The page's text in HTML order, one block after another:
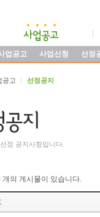
업공고 사업신청 선정
공고 선정공지
정 공지사항입니다.
개의 게시물이 있습니다.